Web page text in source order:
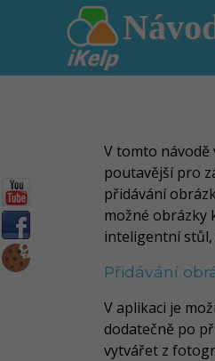
V tomto návodě
poutavější pro
přidávání
možné obrázky
inteligentní stůl,
Přidávání
V aplikaci je
dodatečně po
vytvářet z